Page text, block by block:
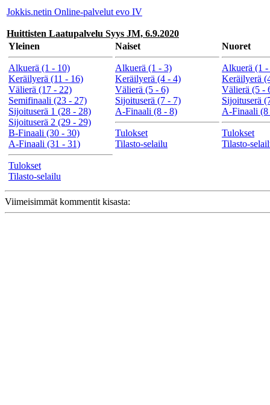
Jokkis.netin Online-palvelut evo IV
Huittisten Laatupalvelu Syys JM, 6.9.2020
Yleinen
Alkuerä (1 - 10)
Keräilyerä (11 - 16)
Välierä (17 - 22)
Semifinaali (23 - 27)
Sijoituserä 1 (28 - 28)
Sijoituserä 2 (29 - 29)
B-Finaali (30 - 30)
A-Finaali (31 - 31)
Tulokset
Tilasto-selailu
Naiset
Alkuerä (1 - 3)
Keräilyerä (4 - 4)
Välierä (5 - 6)
Sijoituserä (7 - 7)
A-Finaali (8 - 8)
Tulokset
Tilasto-selailu
Nuoret
Alkuerä (1 -
Keräilyerä
Välierä (5 -
Sijoituserä
A-Finaali (8
Tulokset
Tilasto-
Viimeisimmät kommentit kisasta: